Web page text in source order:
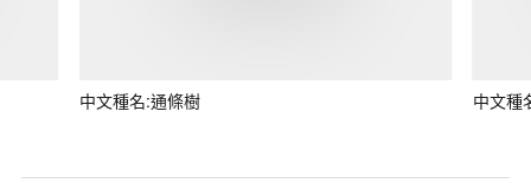
中文種名:通條樹 中文種